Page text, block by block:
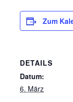
Zum
DETAILS
Datum:
6. März